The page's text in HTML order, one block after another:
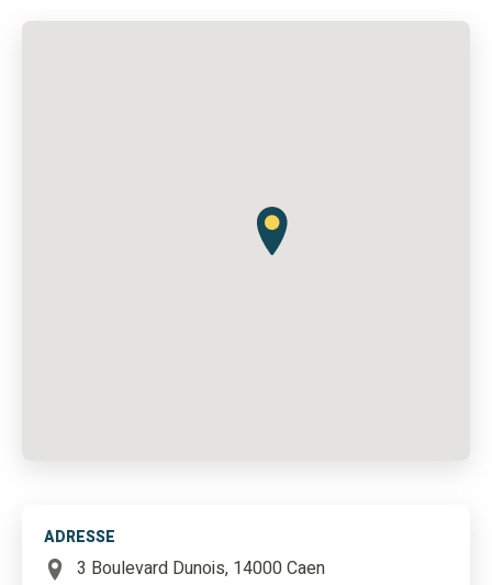
ADRESSE
3 Boulevard Dunois, 14000 Caen